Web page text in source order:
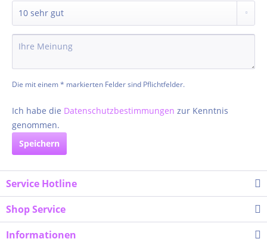
Die mit einem * markierten Felder sind Pflichtfelder.
Ich habe die Datenschutzbestimmungen zur Kenntnis
genommen.
Speichern
Service Hotline
Shop Service
Informationen